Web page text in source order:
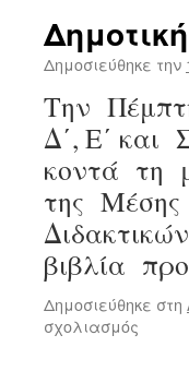
Δημοσιεύθηκε την
Την
Δ΄, Ε΄
κοντά τη
της
βιβλία
Δημοσιεύθηκε στη
σχολιασμός